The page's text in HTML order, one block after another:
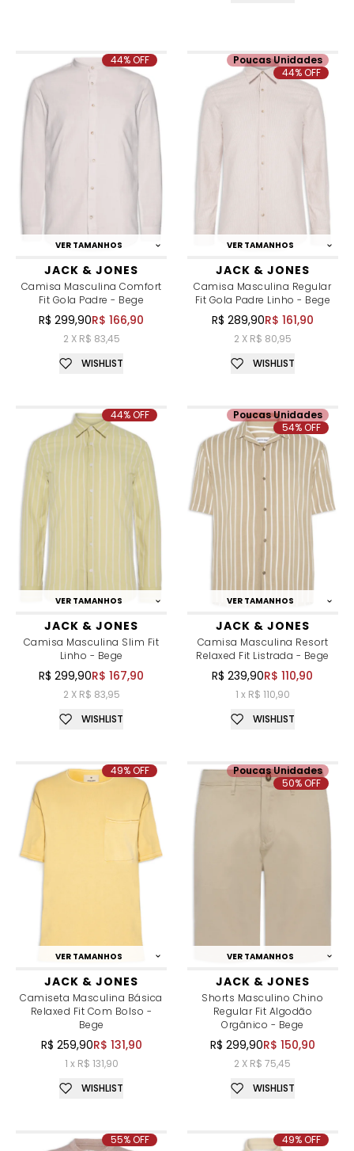
VER TAMANHOS
JACK & JONES
Camisa Masculina Comfort
Fit Gola Padre - Bege
R$ 299,90R$ 166,90
2 X R$ 83,45
44% OFF
WISHLIST
VER TAMANHOS
JACK & JONES
Camisa Masculina Regular
Fit Gola Padre Linho - Bege
R$ 289,90R$ 161,90
2 X R$ 80,95
Poucas Unidades
44% OFF
WISHLIST
VER TAMANHOS
JACK & JONES
Camisa Masculina Slim Fit
Linho - Bege
R$ 299,90R$ 167,90
2 X R$ 83,95
44% OFF
WISHLIST
VER TAMANHOS
JACK & JONES
Camisa Masculina Resort
Relaxed Fit Listrada - Bege
R$ 239,90R$ 110,90
1 x R$ 110,90
Poucas Unidades
54% OFF
WISHLIST
VER TAMANHOS
JACK & JONES
Camiseta Masculina Básica
Relaxed Fit Com Bolso -
Bege
R$ 259,90R$ 131,90
1 x R$ 131,90
49% OFF
WISHLIST
VER TAMANHOS
JACK & JONES
Shorts Masculino Chino
Regular Fit Algodão
Orgânico - Bege
R$ 299,90R$ 150,90
2 X R$ 75,45
Poucas Unidades
50% OFF
WISHLIST
55% OFF 49% OFF